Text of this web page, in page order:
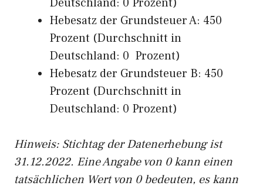
Hebesatz der Grundsteuer A: 450
Prozent (Durchschnitt in
Deutschland: 0 Prozent)
Hebesatz der Grundsteuer B: 450
Prozent (Durchschnitt in
Deutschland: 0 Prozent)
Hinweis: Stichtag der Datenerhebung ist
31.12.2022. Eine Angabe von 0 kann einen
tatsächlichen Wert von 0 bedeuten, es kann